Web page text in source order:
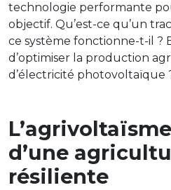
technologie performante
objectif. Qu’est-ce qu’un
ce système fonctionne-t-il ?
d’optimiser la production
d’électricité photovoltaïque
d’une
résiliente